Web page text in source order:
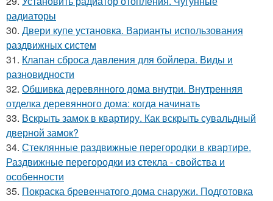
радиаторы
30. Двери купе установка. Варианты использования
раздвижных систем
31. Клапан сброса давления для бойлера. Виды и
разновидности
32. Обшивка деревянного дома внутри. Внутренняя
отделка деревянного дома: когда начинать
33. Вскрыть замок в квартиру. Как вскрыть сувальдный
дверной замок?
34. Стеклянные раздвижные перегородки в квартире.
Раздвижные перегородки из стекла - свойства и
особенности
35. Покраска бревенчатого дома снаружи. Подготовка